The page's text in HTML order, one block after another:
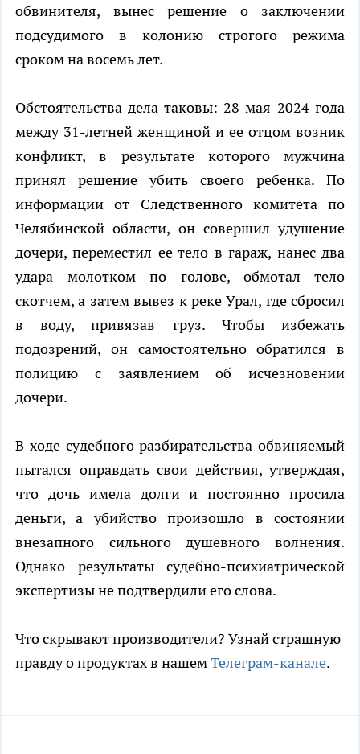
обвинителя, вынес решение о заключении
подсудимого в колонию строгого режима
сроком на восемь лет.
Обстоятельства дела таковы: 28 мая 2024 года
между 31-летней женщиной и ее отцом возник
конфликт, в результате которого мужчина
принял решение убить своего ребенка. По
информации от Следственного комитета по
Челябинской области, он совершил удушение
дочери, переместил ее тело в гараж, нанес два
удара молотком по голове, обмотал тело
скотчем, а затем вывез к реке Урал, где сбросил
в воду, привязав груз. Чтобы избежать
подозрений, он самостоятельно обратился в
полицию с заявлением об исчезновении
дочери.
В ходе судебного разбирательства обвиняемый
пытался оправдать свои действия, утверждая,
что дочь имела долги и постоянно просила
деньги, а убийство произошло в состоянии
внезапного сильного душевного волнения.
Однако результаты судебно-психиатрической
экспертизы не подтвердили его слова.
Что скрывают производители? Узнай страшную
правду о продуктах в нашемТелеграм-канале.